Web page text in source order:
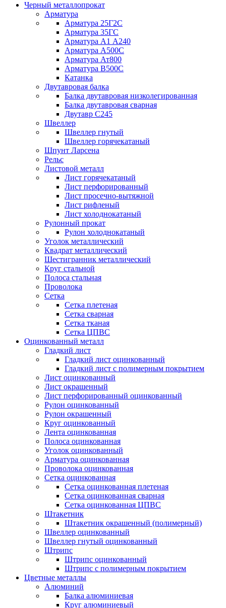
Черный металлопрокат
Арматура
Арматура 25Г2С
Арматура 35ГС
Арматура А1 А240
Арматура А500С
Арматура Ат800
Арматура В500С
Катанка
Двутавровая балка
Балка двутавровая низколегированная
Балка двутавровая сварная
Двутавр С245
Швеллер
Швеллер гнутый
Швеллер горячекатаный
Шпунт Ларсена
Рельс
Листовой металл
Лист горячекатаный
Лист перфорированный
Лист просечно-вытяжной
Лист рифленый
Лист холоднокатаный
Рулонный прокат
Рулон холоднокатаный
Уголок металлический
Квадрат металлический
Шестигранник металлический
Круг стальной
Полоса стальная
Проволока
Сетка
Сетка плетеная
Сетка сварная
Сетка тканая
Сетка ЦПВС
Оцинкованный металл
Гладкий лист
Гладкий лист оцинкованный
Гладкий лист с полимерным покрытием
Лист оцинкованный
Лист окрашенный
Лист перфорированный оцинкованный
Рулон оцинкованный
Рулон окрашенный
Круг оцинкованный
Лента оцинкованная
Полоса оцинкованная
Уголок оцинкованный
Арматура оцинкованная
Проволока оцинкованная
Сетка оцинкованная
Сетка оцинкованная плетеная
Сетка оцинкованная сварная
Сетка оцинкованная ЦПВС
Штакетник
Штакетник окрашенный (полимерный)
Швеллер оцинкованный
Швеллер гнутый оцинкованный
Штрипс
Штрипс оцинкованный
Штрипс с полимерным покрытием
Цветные металлы
Алюминий
Балка алюминиевая
Круг алюминиевый